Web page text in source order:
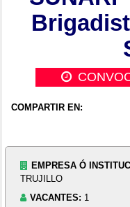
COMPARTIR EN:
EMPRESA Ó
TRUJILLO
VACANTES: 1